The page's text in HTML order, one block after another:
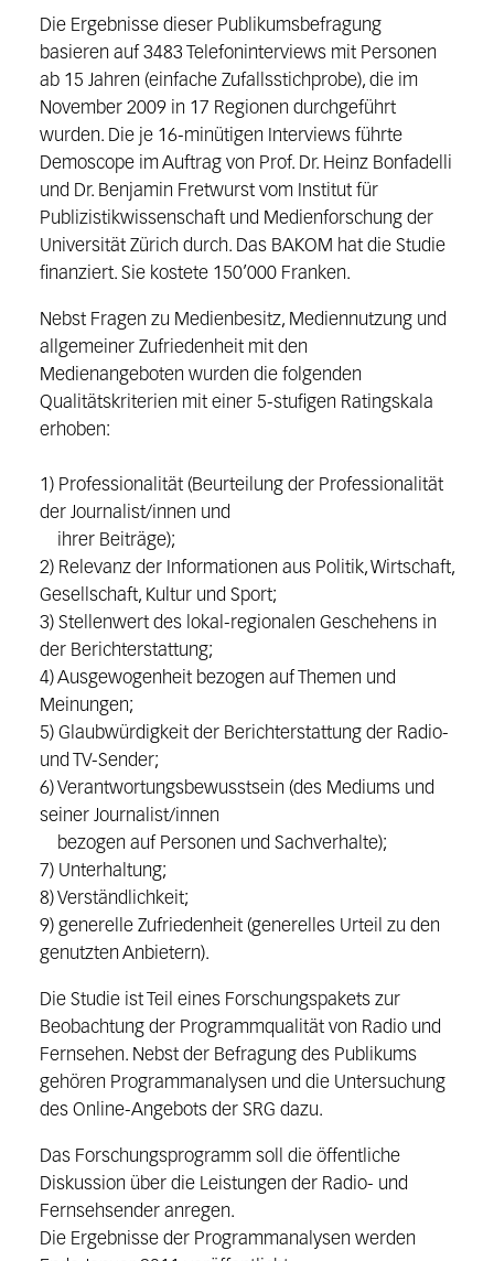
Die Ergebnisse dieser Publikumsbefragung
basieren auf 3483 Telefoninterviews mit Personen
ab 15 Jahren (einfache Zufallsstichprobe), die im
November 2009 in 17 Regionen durchgeführt
wurden. Die je 16-minütigen Interviews führte
Demoscope im Auftrag von Prof. Dr. Heinz Bonfadelli
und Dr. Benjamin Fretwurst vom Institut für
Publizistikwissenschaft und Medienforschung der
Universität Zürich durch. Das BAKOM hat die Studie
finanziert. Sie kostete 150’000 Franken.
Nebst Fragen zu Medienbesitz, Mediennutzung und
allgemeiner Zufriedenheit mit den
Medienangeboten wurden die folgenden
Qualitätskriterien mit einer 5-stufigen Ratingskala
erhoben:
1) Professionalität (Beurteilung der Professionalität
der Journalist/innen und
ihrer Beiträge);
2) Relevanz der Informationen aus Politik, Wirtschaft,
Gesellschaft, Kultur und Sport;
3) Stellenwert des lokal-regionalen Geschehens in
der Berichterstattung;
4) Ausgewogenheit bezogen auf Themen und
Meinungen;
5) Glaubwürdigkeit der Berichterstattung der Radio-
und TV-Sender;
6) Verantwortungsbewusstsein (des Mediums und
seiner Journalist/innen
bezogen auf Personen und Sachverhalte);
7) Unterhaltung;
8) Verständlichkeit;
9) generelle Zufriedenheit (generelles Urteil zu den
genutzten Anbietern).
Die Studie ist Teil eines Forschungspakets zur
Beobachtung der Programmqualität von Radio und
Fernsehen. Nebst der Befragung des Publikums
gehören Programmanalysen und die Untersuchung
des Online-Angebots der SRG dazu.
Das Forschungsprogramm soll die öffentliche
Diskussion über die Leistungen der Radio- und
Fernsehsender anregen.
Die Ergebnisse der Programmanalysen werden